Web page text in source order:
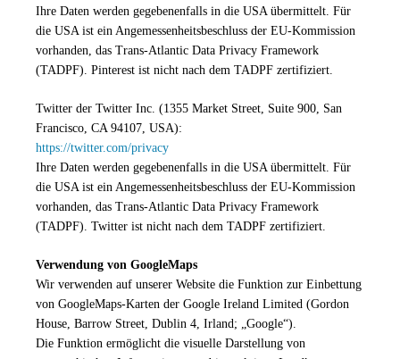
Ihre Daten werden gegebenenfalls in die USA übermittelt. Für
die USA ist ein Angemessenheitsbeschluss der EU-Kommission
vorhanden, das Trans-Atlantic Data Privacy Framework
(TADPF). Pinterest ist nicht nach dem TADPF zertifiziert.
Twitter der Twitter Inc. (1355 Market Street, Suite 900, San
Francisco, CA 94107, USA):
https://twitter.com/privacy
Ihre Daten werden gegebenenfalls in die USA übermittelt. Für
die USA ist ein Angemessenheitsbeschluss der EU-Kommission
vorhanden, das Trans-Atlantic Data Privacy Framework
(TADPF). Twitter ist nicht nach dem TADPF zertifiziert.
Verwendung von GoogleMaps
Wir verwenden auf unserer Website die Funktion zur Einbettung
von GoogleMaps-Karten der Google Ireland Limited (Gordon
House, Barrow Street, Dublin 4, Irland; „Google“).
Die Funktion ermöglicht die visuelle Darstellung von